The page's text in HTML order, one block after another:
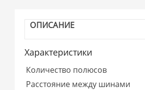
ОПИСАНИЕ
Характеристики
Количество полюсов
Расстояние между шинами